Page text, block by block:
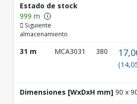
Estado de stock
999 m
i
Siguiente
almacenamiento
31 m MCA3031 380
Dimensiones [WxDxH mm] 90 x